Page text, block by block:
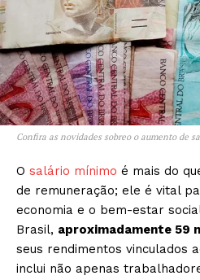
Confira as novidades sobreo o aumento de
O salário mínimo é mais do
de remuneração; ele é vital
economia e o bem-estar
Brasil, aproximadamente 59
seus rendimentos vinculados
inclui não apenas